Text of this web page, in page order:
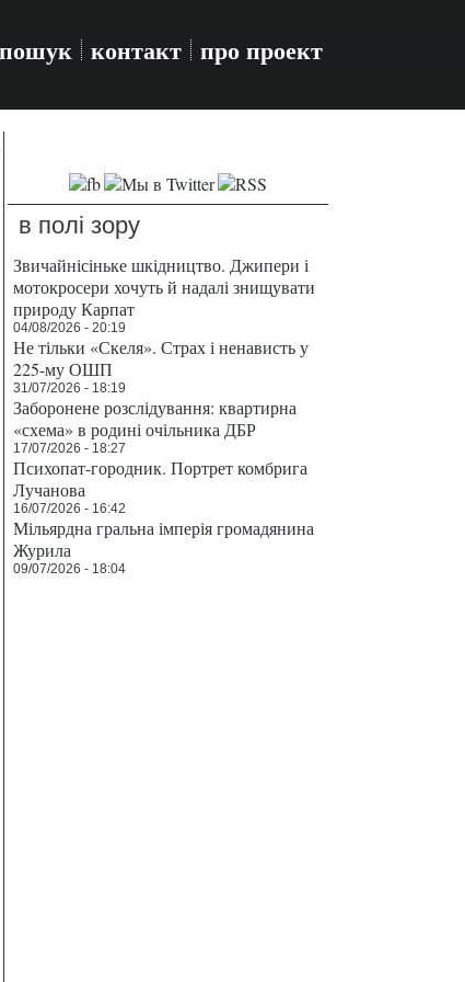
пошук контакт про проект
в полі зору
Звичайнісіньке шкідництво. Джипери і
мотокросери хочуть й надалі знищувати
природу Карпат
04/08/2026 - 20:19
Не тільки «Скеля». Страх і ненависть у
225-му ОШП
31/07/2026 - 18:19
Заборонене розслідування: квартирна
«схема» в родині очільника ДБР
17/07/2026 - 18:27
Психопат-городник. Портрет комбрига
Лучанова
16/07/2026 - 16:42
Мільярдна гральна імперія громадянина
Журила
09/07/2026 - 18:04